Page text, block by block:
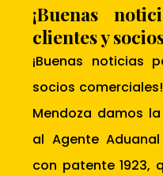
¡Buenas
clientes y
¡Buenas noticias
socios
Mendoza damos
al Agente
con patente 1923,